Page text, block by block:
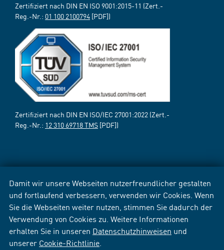
Damit wir unsere Webseiten nutzerfreundlicher gestalten
und fortlaufend verbessern, verwenden wir Cookies. Wenn
Sie die Webseiten weiter nutzen, stimmen Sie dadurch der
Verwendung von Cookies zu. Weitere Informationen
erhalten Sie in unseren Datenschutzhinweisen und
unserer Cookie-Richtlinie
Zertifiziert nach DIN EN ISO 9001:2015-11 (Zert.-
Reg.-Nr.: 01 100 2100794 [PDF])
Zertifiziert nach DIN EN ISO/IEC 27001:2022 (Zert.-
Reg.-Nr.: 12 310 69718 TMS [PDF])